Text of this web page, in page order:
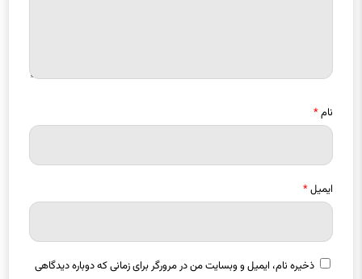
نام*
ایمیل*
ذخیره نام، ایمیل و وبسایت من در مرورگر برای زمانی که دوباره دیدگاهی